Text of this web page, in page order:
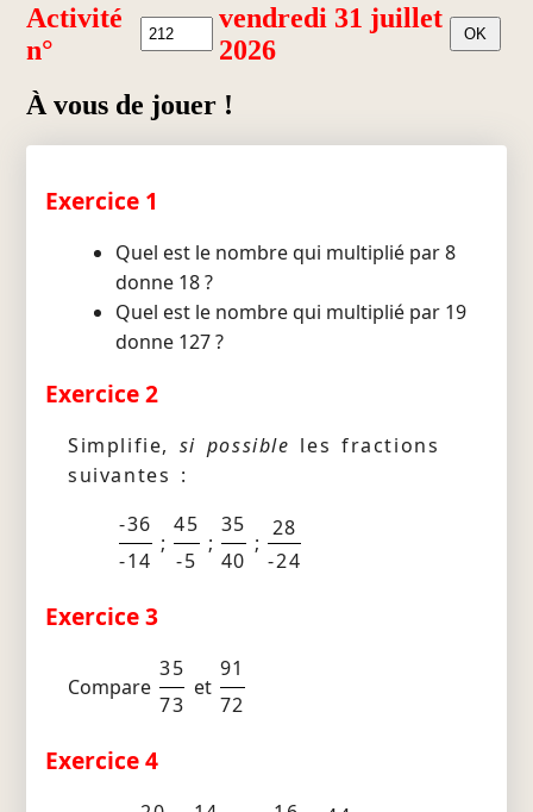
Activité
n°
vendredi 31 juillet
2026
À vous de jouer !
Exercice 1
Quel est le nombre qui multiplié par 8
donne 18 ?
Quel est le nombre qui multiplié par 19
donne 127 ?
Exercice 2
Simplifie, si possible les fractions
suivantes :
-36
-14
;
45
-5
;
35
40
;
28
-24
Exercice 3
Compare
35
73
et
91
72
Exercice 4